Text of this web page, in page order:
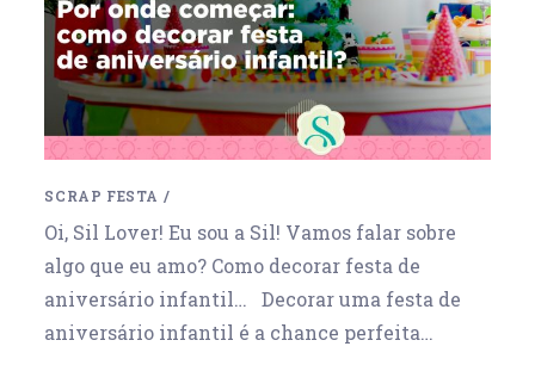
SCRAP FESTA /
Oi, Sil Lover! Eu sou a Sil! Vamos falar sobre
algo que eu amo? Como decorar festa de
aniversário infantil… Decorar uma festa de
aniversário infantil é a chance perfeita…